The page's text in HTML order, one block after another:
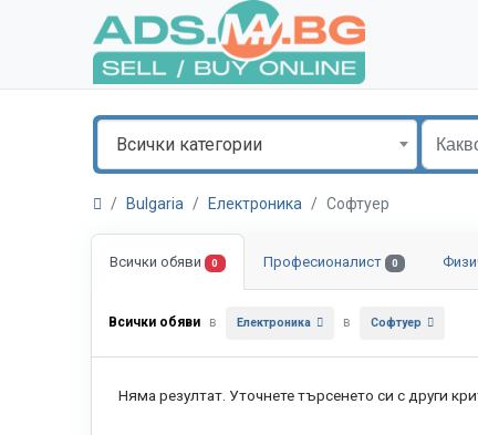
Всички категории
Bulgaria Електроника Софтуер
Всички обяви 0 Професионалист 0
Всички обяви в Електроника в Софтуер
Няма резултат. Уточнете търсенето си с други